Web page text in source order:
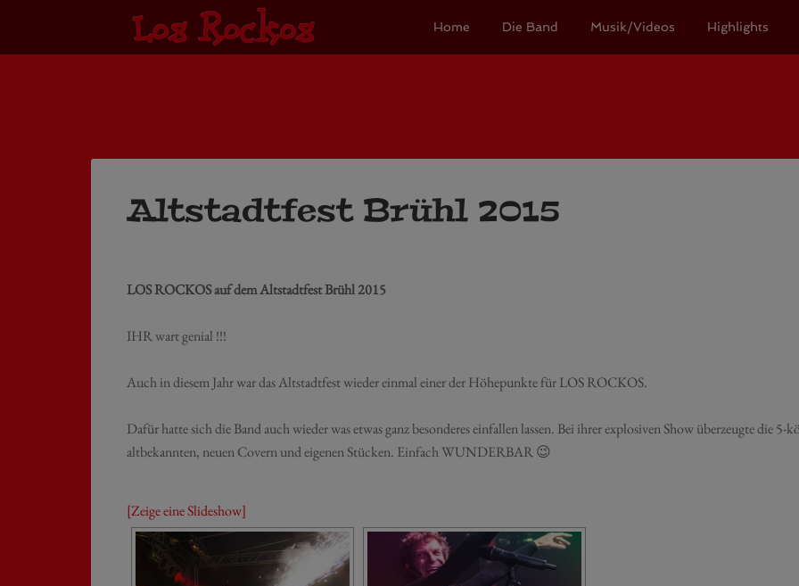
Home Die Band Musik/Videos Highlights
Altstadtfest Brühl 2015
LOS ROCKOS auf dem Altstadtfest Brühl 2015
IHR wart genial !!!
Auch in diesem Jahr war das Altstadtfest wieder einmal einer der Höhepunkte für LOS ROCKOS.
Dafür hatte sich die Band auch wieder was etwas ganz besonderes einfallen lassen. Bei ihrer explosiven Show überzeugte die
altbekannten, neuen Covern und eigenen Stücken. Einfach WUNDERBAR 😉
[Zeige eine Slideshow]